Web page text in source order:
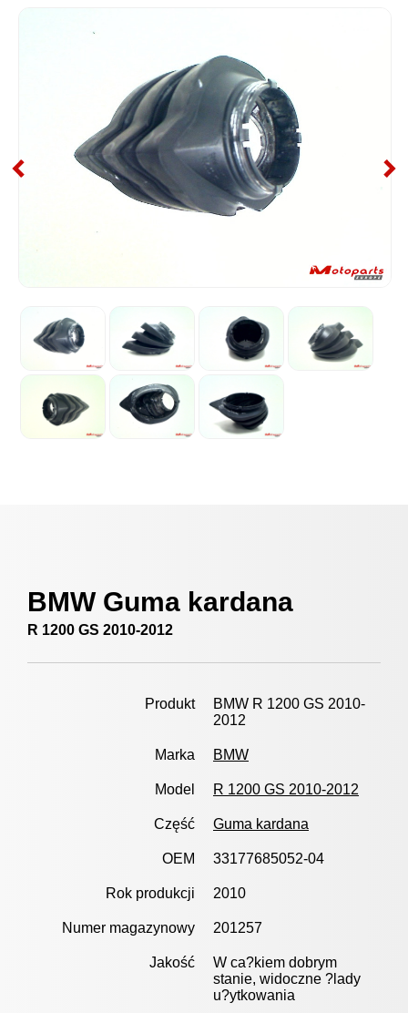
BMW Guma kardana
R 1200 GS 2010-2012
Produkt
BMW R 1200 GS 2010-
2012
Marka BMW
Model R 1200 GS 2010-2012
Część Guma kardana
OEM 33177685052-04
Rok produkcji 2010
Numer magazynowy 201257
Jakość
W ca?kiem dobrym
stanie, widoczne ?lady
u?ytkowania